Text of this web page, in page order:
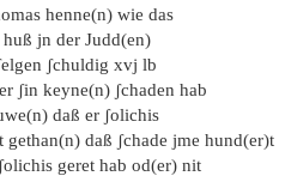
henne(n) wie das
jn der Judd(en)
ʃchuldig xvj lb
ʃin keyne(n) ʃchaden hab
daß er ʃolichis
daß ʃchade jme hund(er)t
geret hab od(er) nit